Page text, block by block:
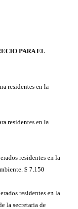
PARA EL
residentes en la
residentes en la
residentes en la
$ 7.150
residentes en la
la secretaria de